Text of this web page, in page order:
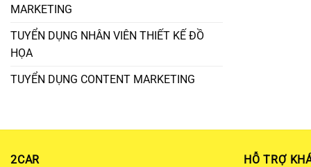
MARKETING
TUYỂN DỤNG NHÂN VIÊN THIẾT KẾ ĐỒ
HỌA
TUYỂN DỤNG CONTENT MARKETING
2CAR HỖ TRỢ